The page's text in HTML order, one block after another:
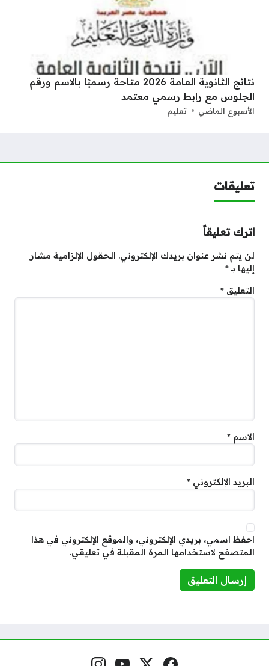
نتائج الثانوية العامة 2026 متاحة رسميًا بالاسم ورقم
الجلوس مع رابط رسمي معتمد
الأسبوع الماضي تعليم
تعليقات
اترك تعليقاً
لن يتم نشر عنوان بريدك الإلكتروني.
الحقول الإلزامية مشار
إليها بـ*
التعليق *
الاسم *
البريد الإلكتروني *
احفظ اسمي، بريدي الإلكتروني، والموقع الإلكتروني في هذا
المتصفح لاستخدامها المرة المقبلة في تعليقي.